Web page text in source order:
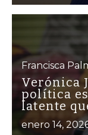
Francisca
Verónica
política
latente
enero 14,